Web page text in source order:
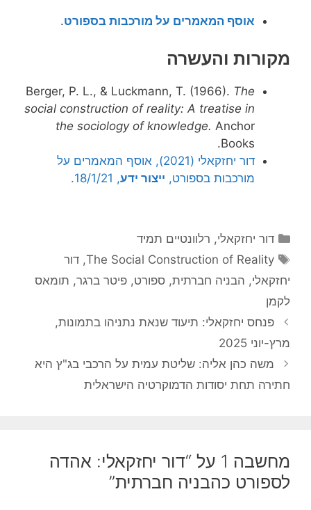
אוסף המאמרים על מורכבות בספורט.
מקורות והעשרה
Berger, P. L., & Luckmann, T. (1966). The
social construction of reality: A treatise in
the sociology of knowledge. Anchor
Books.
דור יחזקאלי (2021), אוסף המאמרים על
מורכבות בספורט, ייצור ידע, 18/1/21.
קטגוריות
דור יחזקאלי, רלוונטיים תמיד
תגיות
The Social Construction of Reality
,דור
יחזקאלי, הבניה חברתית, ספורט, פיטר ברגר, תומאס
לקמן
פנחס יחזקאלי: תיעוד שנאת נתניהו בתמונות,
מרץ-יוני 2025
משה כהן אליה: שליטת עמית על הרכבי בג"ץ היא
חתירה תחת יסודות הדמוקרטיה הישראלית
מחשבה 1 על “דור יחזקאלי: אהדה
לספורט כהבניה חברתית”